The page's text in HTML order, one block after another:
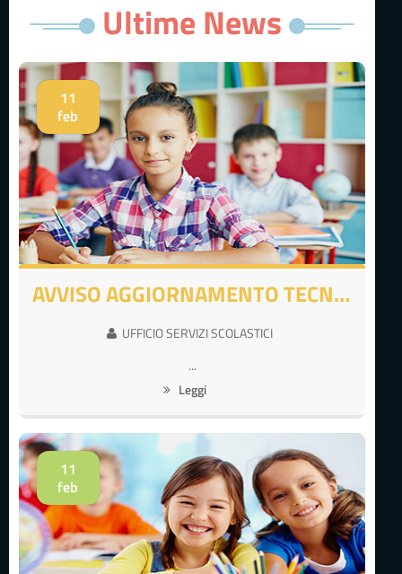
Ultime News
11
feb
AVVISO AGGIORNAMENTO TECNOLOGICO SABATO 14 FEBBRAIO
UFFICIO SERVIZI SCOLASTICI
...
Leggi
11
feb